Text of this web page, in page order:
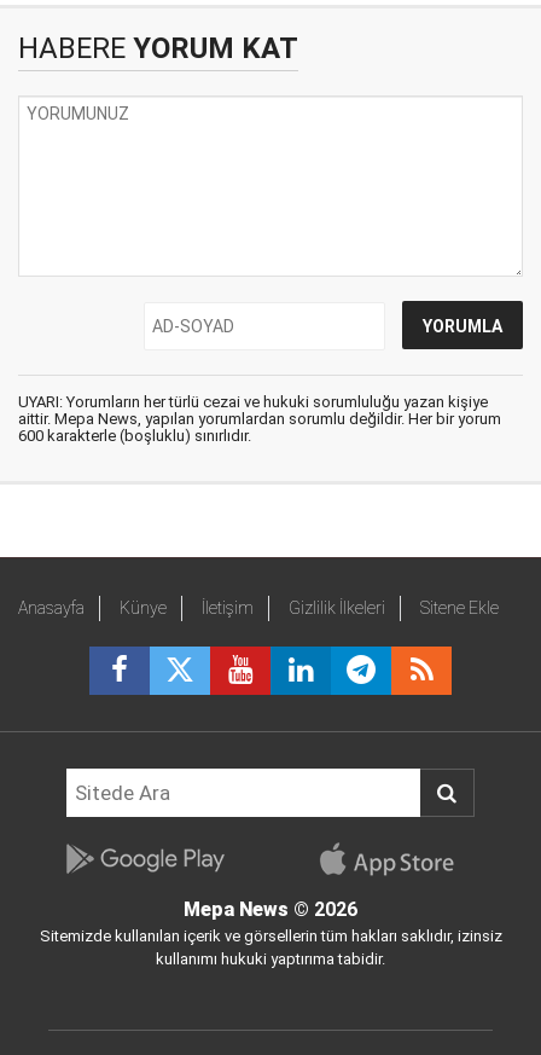
HABERE YORUM KAT
UYARI: Yorumların her türlü cezai ve hukuki sorumluluğu yazan kişiye
aittir. Mepa News, yapılan yorumlardan sorumlu değildir. Her bir yorum
600 karakterle (boşluklu) sınırlıdır.
Anasayfa Künye İletişim Gizlilik İlkeleri Sitene Ekle
Mepa News © 2026
Sitemizde kullanılan içerik ve görsellerin tüm hakları saklıdır, izinsiz
kullanımı hukuki yaptırıma tabidir.